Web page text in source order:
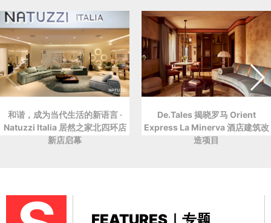
和谐，成为当代生活的新语言 ·
Natuzzi Italia 居然之家北四环店
新店启幕
De.Tales 揭晓罗马 Orient
Express La Minerva 酒店建筑改
造项目